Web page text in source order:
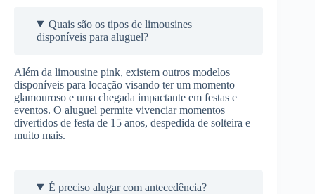
Quais são os tipos de limousines
disponíveis para aluguel?
Além da limousine pink, existem outros modelos
disponíveis para locação visando ter um momento
glamouroso e uma chegada impactante em festas e
eventos. O aluguel permite vivenciar momentos
divertidos de festa de 15 anos, despedida de solteira e
muito mais.
É preciso alugar com antecedência?